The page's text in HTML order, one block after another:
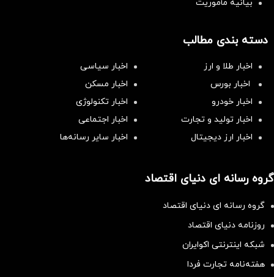
بیانیه مأموریت
دسته بندی مطالب
اخبار طلا و ارز
اخبار سیاسی
اخبار بورس
اخبار مسکن
اخبار خودرو
اخبار تکنولوژی
اخبار تولید و تجارت
اخبار اجتماعی
اخبار ارز دیجیتال
اخبار سایر رسانه‌‌ها
گروه رسانه ای دنیای اقتصاد
گروه رسانه ای دنیای اقتصاد
روزنامه دنیای اقتصاد
شبکه اینترنتی اکوایران
هفته‌نامه تجارت فردا